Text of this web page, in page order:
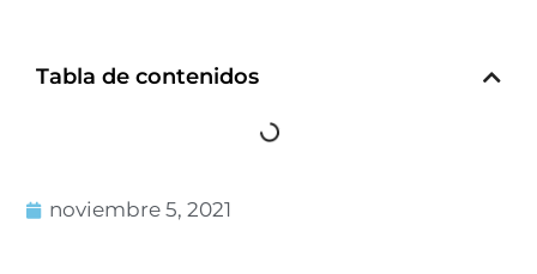
Tabla de contenidos
noviembre 5, 2021